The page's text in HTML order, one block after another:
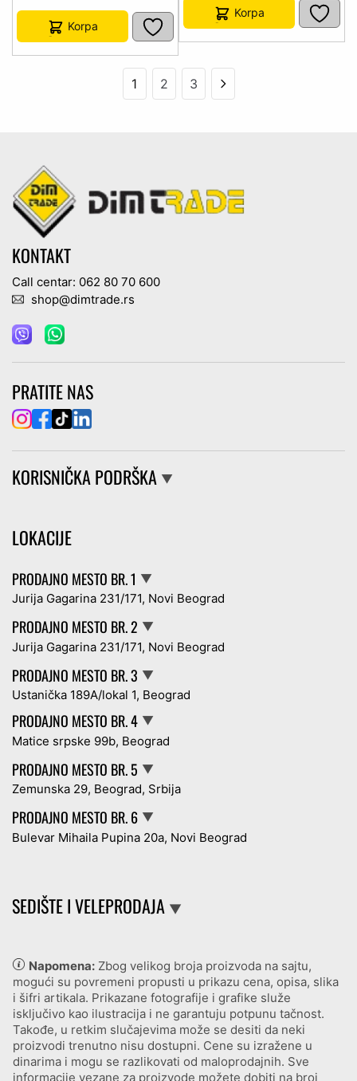
Korpa
Korpa
1 2 3
KONTAKT
Call centar: 062 80 70 600
shop@dimtrade.rs
PRATITE NAS
KORISNIČKA PODRŠKA ▼
LOKACIJE
PRODAJNO MESTO BR. 1 ▼
Jurija Gagarina 231/171, Novi Beograd
PRODAJNO MESTO BR. 2 ▼
Jurija Gagarina 231/171, Novi Beograd
PRODAJNO MESTO BR. 3 ▼
Ustanička 189A/lokal 1, Beograd
PRODAJNO MESTO BR. 4 ▼
Matice srpske 99b, Beograd
PRODAJNO MESTO BR. 5 ▼
Zemunska 29, Beograd, Srbija
PRODAJNO MESTO BR. 6 ▼
Bulevar Mihaila Pupina 20a, Novi Beograd
SEDIŠTE I VELEPRODAJA ▼
Napomena: Zbog velikog broja proizvoda na sajtu,
mogući su povremeni propusti u prikazu cena, opisa, slika
i šifri artikala. Prikazane fotografije i grafike služe
isključivo kao ilustracija i ne garantuju potpunu tačnost.
Takođe, u retkim slučajevima može se desiti da neki
proizvodi trenutno nisu dostupni. Cene su izražene u
dinarima i mogu se razlikovati od maloprodajnih. Sve
informacije vezane za proizvode možete dobiti na broj